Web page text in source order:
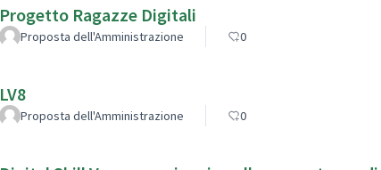
Progetto Ragazze Digitali
Proposta dell'Amministrazione 0
LV8
Proposta dell'Amministrazione 0